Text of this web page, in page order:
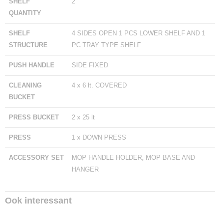
QUANTITY
SHELF
STRUCTURE
4 SIDES OPEN 1 PCS LOWER SHELF AND 1
PC TRAY TYPE SHELF
PUSH HANDLE SIDE FIXED
CLEANING
BUCKET
4 x 6 lt. COVERED
PRESS BUCKET 2 x 25 lt
PRESS 1 x DOWN PRESS
ACCESSORY SET
MOP HANDLE HOLDER, MOP BASE AND
HANGER
Ook interessant